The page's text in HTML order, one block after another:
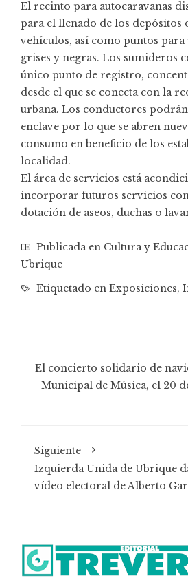
El recinto para autocaravanas
para el llenado de los depósitos
vehículos, así como puntos para
grises y negras. Los sumideros
único punto de registro,
desde el que se conecta con la
urbana. Los conductores
enclave por lo que se abren
consumo en beneficio de los
localidad.
El área de servicios está
incorporar futuros servicios
dotación de aseos, duchas o
Publicada en Cultura y
Ubrique
Etiquetado en Exposiciones,
El concierto solidario de
Municipal de Música, el 20
Siguiente
Izquierda Unida de Ubrique
vídeo electoral de Alberto